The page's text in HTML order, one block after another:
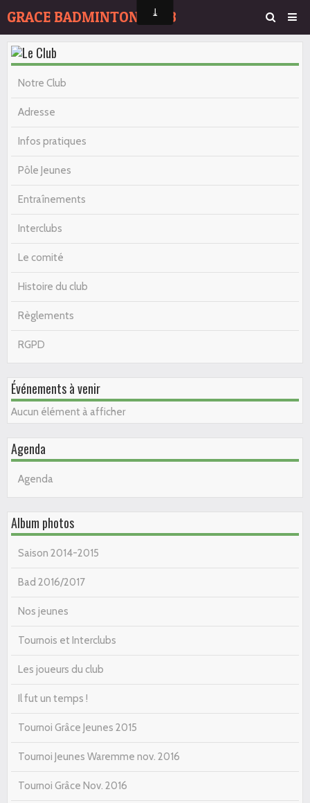
GRACE BADMINTON CLUB
Page d'accueil
Agenda
Notre Club
Adresse
Infos pratiques
Pôle Jeunes
Entraînements
Interclubs
Le comité
Histoire du club
Règlements
RGPD
Événements à venir
Aucun élément à afficher
Agenda
Agenda
Album photos
Saison 2014-2015
Bad 2016/2017
Nos jeunes
Tournois et Interclubs
Les joueurs du club
Il fut un temps !
Tournoi Grâce Jeunes 2015
Tournoi Jeunes Waremme nov. 2016
Tournoi Grâce Nov. 2016